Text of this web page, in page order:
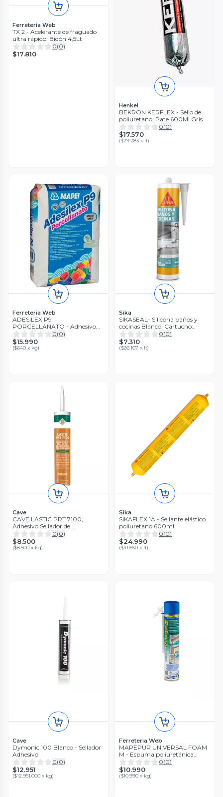
Ferreteria Web
TX 2 - Acelerante de fraguado
ultra rápido, Bidón 4,5Lt
0(0)
$17.810
Henkel
BEKRON KERFLEX - Sello de
poliuretano, Pate 600Ml Gris
0(0)
$17.570
($29.283 x lt)
Ferreteria Web
ADESILEX P9
PORCELLANATO - Adhesivo
cementicio, Saco 25Kg
0(0)
$15.990
($640 x kg)
Sika
SIKASEAL- Silicona baños y
cocinas Blanco, Cartucho
280Ml.
0(0)
$7.310
($26.107 x lt)
Cave
CAVE LASTIC PRT 7100,
Adhesivo Sellador de
Poliuretano Gris, Car 300cc
0(0)
$8.500
($8.500 x kg)
Sika
SIKAFLEX 1A - Sellante elástico
poliuretano 600ml
0(0)
$24.990
($41.650 x lt)
Cave
Dymonic 100 Blanco - Sellador
Adhesivo
0(0)
$12.951
($12.951.000 x kg)
Ferreteria Web
MAPEPUR UNIVERSAL FOAM
M - Espuma poliuretánica
autoexpansiva multiusos,
750Ml
0(0)
$10.990
($10.990 x kg)